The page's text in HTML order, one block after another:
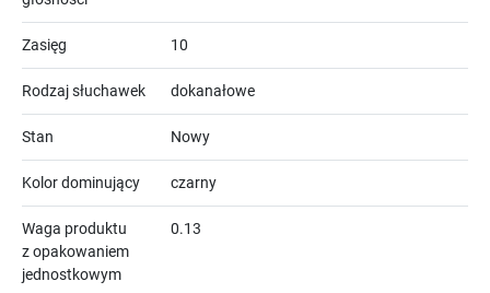
Zasięg 10
Rodzaj słuchawek dokanałowe
Stan Nowy
Kolor dominujący czarny
Waga produktu
z opakowaniem
jednostkowym
0.13